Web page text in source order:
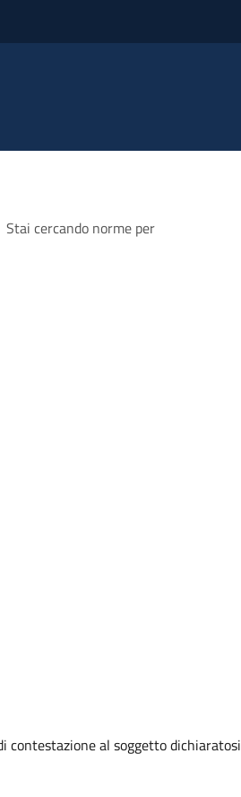
Stai cercando norme per
contestazione al soggetto dichiaratosi